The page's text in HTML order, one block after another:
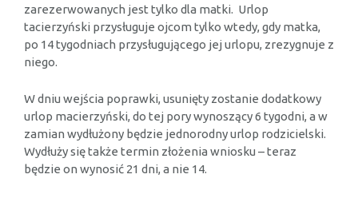
zarezerwowanych jest tylko dla matki. Urlop
tacierzyński przysługuje ojcom tylko wtedy, gdy matka,
po 14 tygodniach przysługującego jej urlopu, zrezygnuje z
niego.
W dniu wejścia poprawki, usunięty zostanie dodatkowy
urlop macierzyński, do tej pory wynoszący 6 tygodni, a w
zamian wydłużony będzie jednorodny urlop rodzicielski.
Wydłuży się także termin złożenia wniosku – teraz
będzie on wynosić 21 dni, a nie 14.